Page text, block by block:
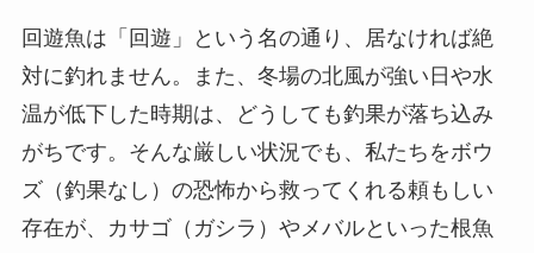
回遊魚は「回遊」という名の通り、居なければ絶
対に釣れません。また、冬場の北風が強い日や水
温が低下した時期は、どうしても釣果が落ち込み
がちです。そんな厳しい状況でも、私たちをボウ
ズ（釣果なし）の恐怖から救ってくれる頼もしい
存在が、カサゴ（ガシラ）やメバルといった根魚